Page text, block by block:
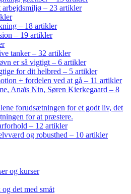
arbejdsmiljø – 23 artikler
– 18 artikler
– 19 artikler
tanker – 32 artikler
er så vigtigt – 6 artikler
for dit helbred – 5 artikler
+ fordelen ved at gå – 11 artikler
Anaïs Nin, Søren Kierkegaard – 8
forudsætningen for et godt liv, det
for at præstere.
– 12 artikler
og robusthed – 10 artikler
og kurser
det med småt